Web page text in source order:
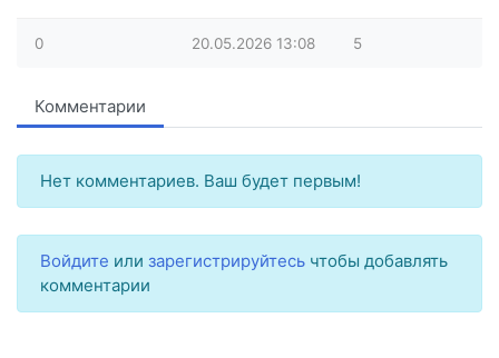
0 20.05.2026 13:08 5
Комментарии
Нет комментариев. Ваш будет первым!
Войдите или зарегистрируйтесь чтобы добавлять
комментарии